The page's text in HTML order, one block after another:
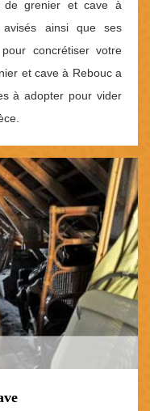
de grenier et cave à
ainsi que ses
concrétiser votre
et cave à Rebouc a
à adopter pour vider